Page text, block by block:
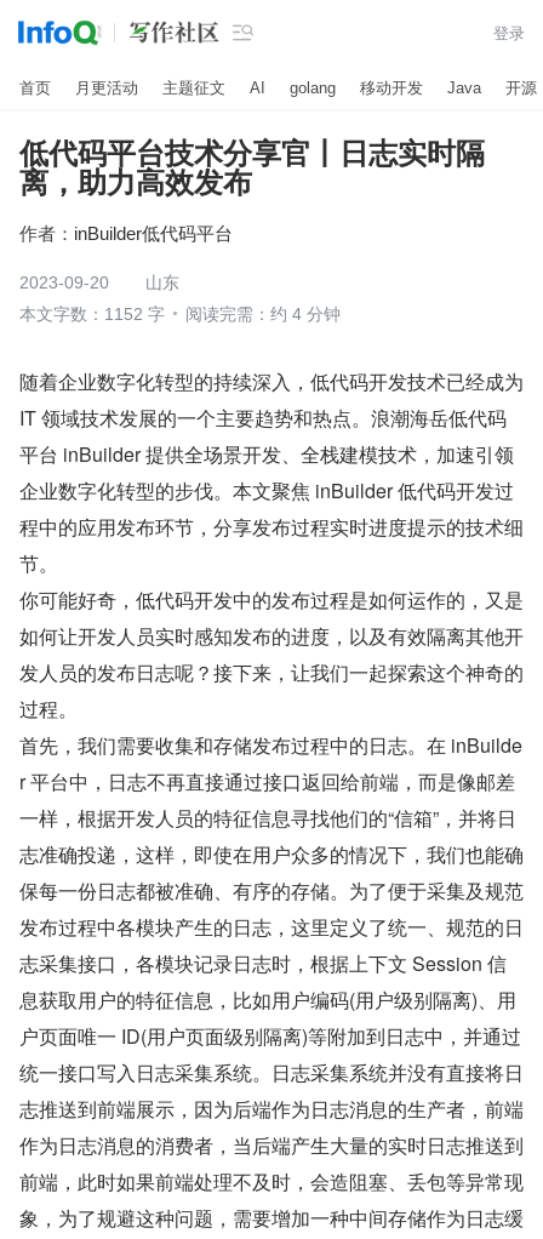
 登录
首页 月更活动 主题征文 AI golang 移动开发 Java 开源
低代码平台技术分享官丨日志实时隔
离，助力高效发布
作者： inBuilder低代码平台
2023-09-20
山东
本文字数：1152 字
阅读完需：约 4 分钟
随着企业数字化转型的持续深入，低代码开发技术已经成为
IT 领域技术发展的一个主要趋势和热点。浪潮海岳低代码
平台 inBuilder 提供全场景开发、全栈建模技术，加速引领
企业数字化转型的步伐。本文聚焦 inBuilder 低代码开发过
程中的应用发布环节，分享发布过程实时进度提示的技术细
节。
你可能好奇，低代码开发中的发布过程是如何运作的，又是
如何让开发人员实时感知发布的进度，以及有效隔离其他开
发人员的发布日志呢？接下来，让我们一起探索这个神奇的
过程。
首先，我们需要收集和存储发布过程中的日志。在 inBuilde
r 平台中，日志不再直接通过接口返回给前端，而是像邮差
一样，根据开发人员的特征信息寻找他们的“信箱”，并将日
志准确投递，这样，即使在用户众多的情况下，我们也能确
保每一份日志都被准确、有序的存储。为了便于采集及规范
发布过程中各模块产生的日志，这里定义了统一、规范的日
志采集接口，各模块记录日志时，根据上下文 Session 信
息获取用户的特征信息，比如用户编码(用户级别隔离)、用
户页面唯一 ID(用户页面级别隔离)等附加到日志中，并通过
统一接口写入日志采集系统。日志采集系统并没有直接将日
志推送到前端展示，因为后端作为日志消息的生产者，前端
作为日志消息的消费者，当后端产生大量的实时日志推送到
前端，此时如果前端处理不及时，会造阻塞、丢包等异常现
象，为了规避这种问题，需要增加一种中间存储作为日志缓